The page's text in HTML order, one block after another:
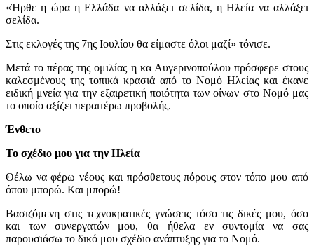
«Ήρθε η ώρα η Ελλάδα να αλλάξει σελίδα, η Ηλεία να αλλάξει
σελίδα.
Στις εκλογές της 7ης Ιουλίου θα είμαστε όλοι μαζί» τόνισε.
Μετά το πέρας της ομιλίας η κα Αυγερινοπούλου πρόσφερε στους
καλεσμένους της τοπικά κρασιά από το Νομό Ηλείας και έκανε
ειδική μνεία για την εξαιρετική ποιότητα των οίνων στο Νομό μας
το οποίο αξίζει περαιτέρω προβολής.
Ένθετο
Το σχέδιο μου για την Ηλεία
Θέλω να φέρω νέους και πρόσθετους πόρους στον τόπο μου από
όπου μπορώ. Και μπορώ!
Βασιζόμενη στις τεχνοκρατικές γνώσεις τόσο τις δικές μου, όσο
και των συνεργατών μου, θα ήθελα εν συντομία να σας
παρουσιάσω το δικό μου σχέδιο ανάπτυξης για το Νομό.